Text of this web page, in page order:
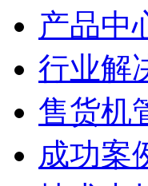
产品中
行业解
售货机
成功案